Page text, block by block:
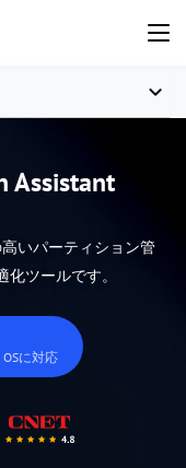
Assistant
いパーティション管
ツールです。
に対応